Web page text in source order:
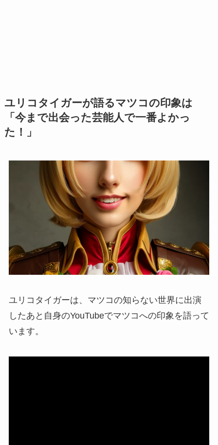
ユリコタイガーが語るマツコの印象は
「今まで出会った芸能人で一番よかっ
た！」
ユリコタイガーは、マツコの知らない世界に出演
したあと自身のYouTubeでマツコへの印象を語って
います。